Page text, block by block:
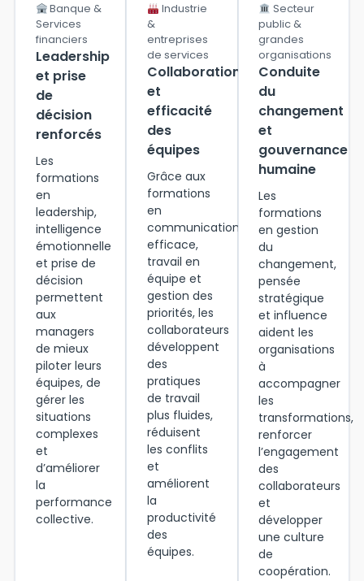
Banque &
Services
financiers
Leadership
et prise
de
décision
renforcés
Les
formations
en
leadership,
intelligence
émotionnelle
et prise de
décision
permettent
aux
managers
de mieux
piloter leurs
équipes, de
gérer les
situations
complexes
et
d’améliorer
la
performance
collective.
Industrie
&
entreprises
de services
Collaboration
et
efficacité
des
équipes
Grâce aux
formations
en
communication
efficace,
travail en
équipe et
gestion des
priorités, les
collaborateurs
développent
des
pratiques
de travail
plus fluides,
réduisent
les conflits
et
améliorent
la
productivité
des
équipes.
Secteur
public &
grandes
organisations
Conduite
du
changement
et
gouvernance
humaine
Les
formations
en gestion
du
changement,
pensée
stratégique
et influence
aident les
organisations
à
accompagner
les
transformations,
renforcer
l’engagement
des
collaborateurs
et
développer
une culture
de
coopération.